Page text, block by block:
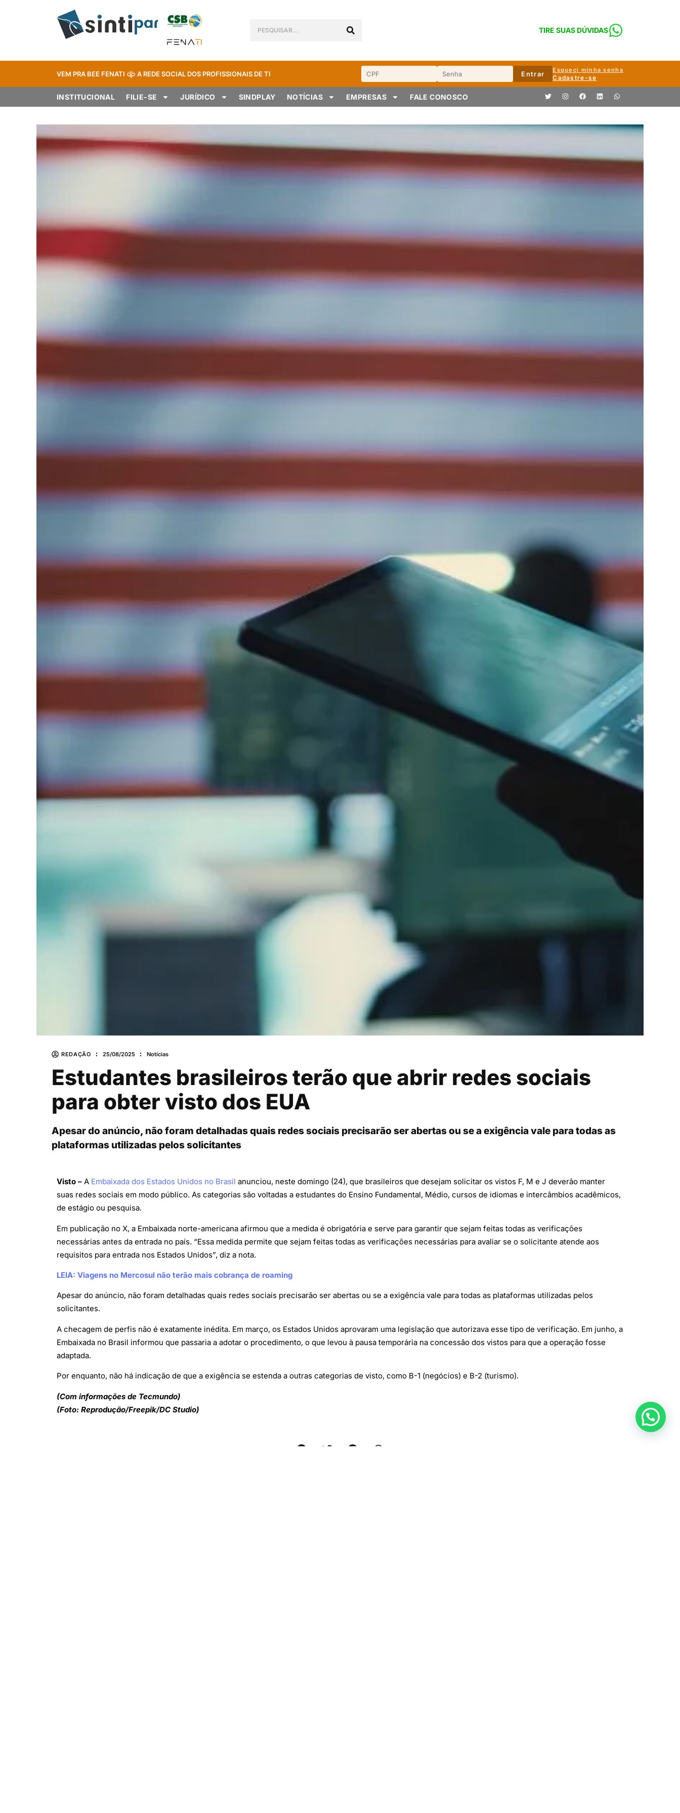
TIRE SUAS DÚVIDAS
VEM PRA BEE FENATI A REDE SOCIAL DOS PROFISSIONAIS DE TI Entrar Esqueci minha senha
Cadastre-se
INSTITUCIONAL FILIE-SE JURÍDICO SINDPLAY NOTÍCIAS EMPRESAS FALE CONOSCO
REDAÇÃO 25/08/2025 Notícias
Estudantes brasileiros terão que abrir redes sociais
para obter visto dos EUA
Apesar do anúncio, não foram detalhadas quais redes sociais precisarão ser abertas ou se a exigência vale para todas as
plataformas utilizadas pelos solicitantes
Visto – A Embaixada dos Estados Unidos no Brasil anunciou, neste domingo (24), que brasileiros que desejam solicitar os vistos F, M e J deverão manter
suas redes sociais em modo público. As categorias são voltadas a estudantes do Ensino Fundamental, Médio, cursos de idiomas e intercâmbios acadêmicos,
de estágio ou pesquisa.
Em publicação no X, a Embaixada norte-americana afirmou que a medida é obrigatória e serve para garantir que sejam feitas todas as verificações
necessárias antes da entrada no país. “Essa medida permite que sejam feitas todas as verificações necessárias para avaliar se o solicitante atende aos
requisitos para entrada nos Estados Unidos”, diz a nota.
LEIA: Viagens no Mercosul não terão mais cobrança de roaming
Apesar do anúncio, não foram detalhadas quais redes sociais precisarão ser abertas ou se a exigência vale para todas as plataformas utilizadas pelos
solicitantes.
A checagem de perfis não é exatamente inédita. Em março, os Estados Unidos aprovaram uma legislação que autorizava esse tipo de verificação. Em junho, a
Embaixada no Brasil informou que passaria a adotar o procedimento, o que levou à pausa temporária na concessão dos vistos para que a operação fosse
adaptada.
Por enquanto, não há indicação de que a exigência se estenda a outras categorias de visto, como B-1 (negócios) e B-2 (turismo).
(Com informações de Tecmundo)
(Foto: Reprodução/Freepik/DC Studio)